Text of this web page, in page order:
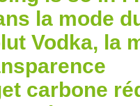
la mode
Vodka, la
carbone